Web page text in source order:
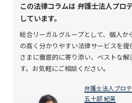
この法律コラムは 弁護士法人プロ
しています。
総合リーガルグループとして、個人か
の高く分かりやすい法律サービスを
さまに徹底的に寄り添い、ベストな
す。お気軽にご相談ください。
弁護士法人プロ
五十部 紀英